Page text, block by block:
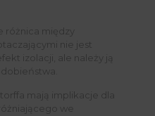
między
nie jest
izolacji, ale należy ją
mają implikacje dla
we